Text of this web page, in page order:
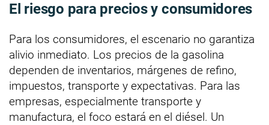
El riesgo para precios y consumidores
Para los consumidores, el escenario no garantiza
alivio inmediato. Los precios de la gasolina
dependen de inventarios, márgenes de refino,
impuestos, transporte y expectativas. Para las
empresas, especialmente transporte y
manufactura, el foco estará en el diésel. Un